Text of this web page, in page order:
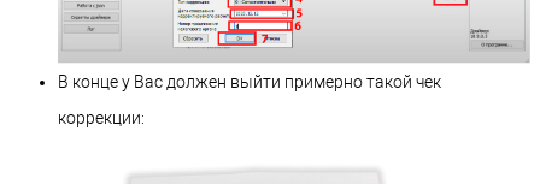
В конце у Вас должен выйти примерно такой чек
коррекции: